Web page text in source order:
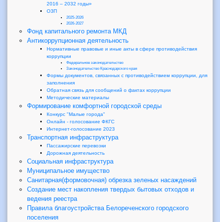
2016 – 2032 годы»
ОЗП
2025-2026
2026-2027
Фонд капитального ремонта МКД
Антикоррупционная деятельность
Нормативные правовые и иные акты в сфере противодействия
коррупции
Федеральное законодательство
Законодательство Краснодарского края
Формы документов, связанных с противодействием коррупции, для
заполнения
Обратная связь для сообщений о фактах коррупции
Методические материалы
Формирование комфортной городской среды
Конкурс "Малые города"
Онлайн - голосование ФКГС
Интернет-голосование 2023
Транспортная инфраструктура
Пассажирские перевозки
Дорожная деятельность
Социальная инфраструктура
Муниципальное имущество
Санитарная(формовочная) обрезка зеленых насаждений
Создание мест накопления твердых бытовых отходов и
ведения реестра
Правила благоустройства Белореченского городского
поселения